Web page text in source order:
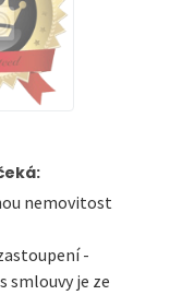
nemovitost
-
smlouvy je ze